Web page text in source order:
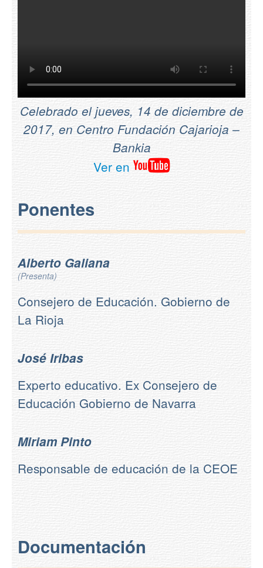
Celebrado el jueves, 14 de diciembre de
2017, en Centro Fundación Cajarioja –
Bankia
Ver en
Ponentes
Alberto Galiana
(Presenta)
Consejero de Educación. Gobierno de
La Rioja
José Iribas
Experto educativo. Ex Consejero de
Educación Gobierno de Navarra
Miriam Pinto
Responsable de educación de la CEOE
Documentación